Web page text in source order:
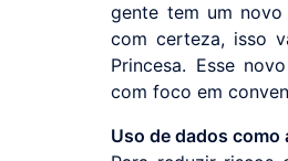
gente tem um
com certeza, isso
Princesa. Esse
com foco em
Uso de dados